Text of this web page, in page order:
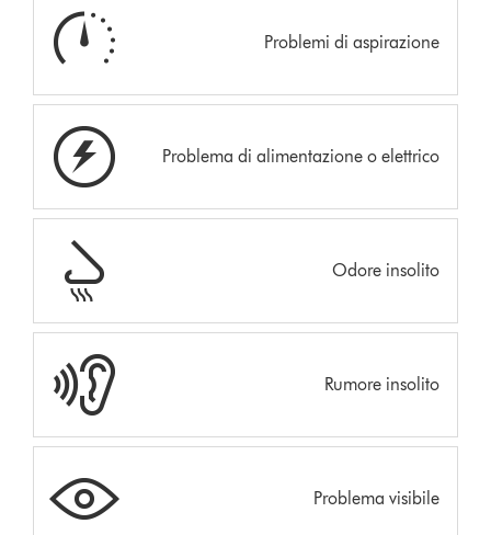
Problemi di aspirazione
Problema di alimentazione o elettrico
Odore insolito
Rumore insolito
Problema visibile